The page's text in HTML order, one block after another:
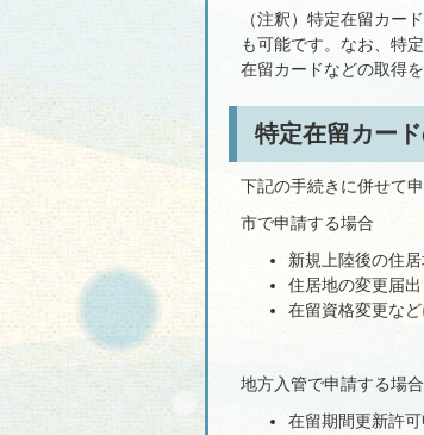
（注釈）特定在留カー
も可能です。なお、特
在留カードなどの取得
特定在留カー
下記の手続きに併せて
市で申請する場合
新規上陸後の住
住居地の変更届出
在留資格変更な
地方入管で申請する場合
在留期間更新許